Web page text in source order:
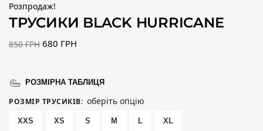
Розпродаж!
ТРУСИКИ BLACK HURRICANE
850ГРН 680 ГРН
РОЗМІРНА ТАБЛИЦЯ
РОЗМІР ТРУСИКІВ: оберіть опцію
XXS XS S M L XL